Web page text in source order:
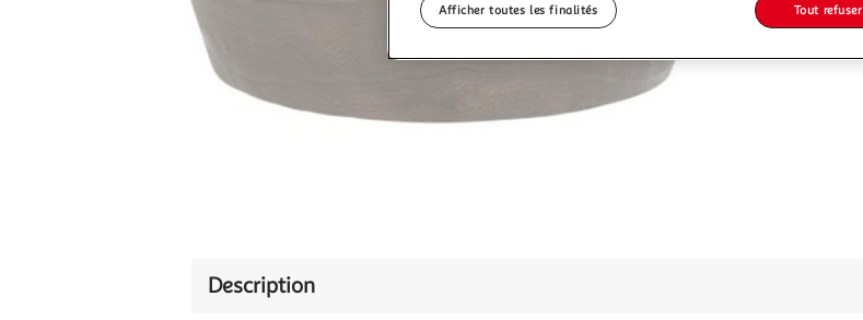
Description
Afficher toutes les finalités Tout refuser